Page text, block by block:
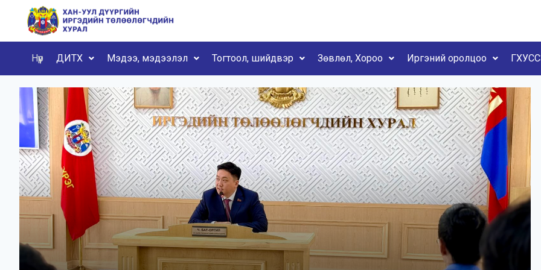
Нүүр ДИТХ Мэдээ, мэдээлэл Тогтоол, шийдвэр Зөвлөл, Хороо Иргэний оролцоо